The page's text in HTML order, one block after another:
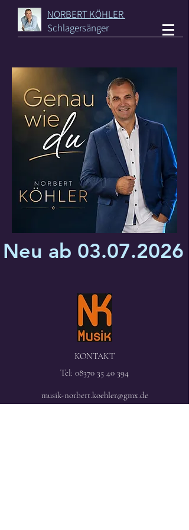
NORBERT KÖHLER
Schlagersänger
Neu ab 03.07.2026
KONTAKT
Tel: 08370 35 40 394
musik-norbert.koehler@gmx.de